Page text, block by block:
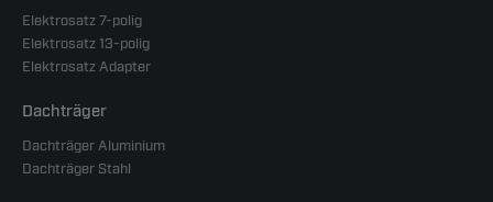
Elektrosatz 7-polig
Elektrosatz 13-polig
Elektrosatz Adapter
Dachträger
Dachträger Aluminium
Dachträger Stahl